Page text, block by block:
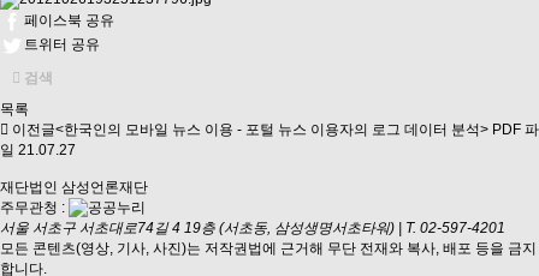
페이스북 공유
트위터 공유
검색
목록
이전글<한국인의 모바일 뉴스 이용 - 포털 뉴스 이용자의 로그 데이터 분석> PDF 파
일 21.07.27
재단법인 삼성언론재단
주무관청 :
서울 서초구 서초대로74길 4 19층 (서초동, 삼성생명서초타워)
T. 02-597-4201
모든 콘텐츠(영상, 기사, 사진)는 저작권법에 근거해 무단 전재와 복사, 배포 등을 금지
합니다.